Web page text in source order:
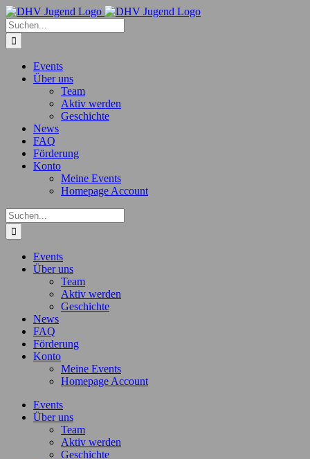
Zum
Inhalt
springen
Suche
nach:
Events
Über uns
Team
Aktiv werden
Geschichte
News
FAQ
Förderung
Konto
Meine Events
Homepage Account
Suche
nach:
Events
Über uns
Team
Aktiv werden
Geschichte
News
FAQ
Förderung
Konto
Meine Events
Homepage Account
Events
Über uns
Team
Aktiv werden
Geschichte